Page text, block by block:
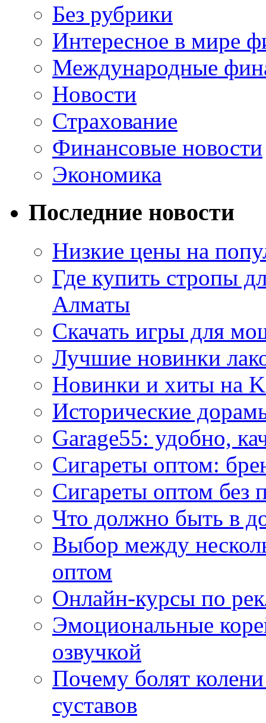
Без рубрики
Интересное в мире
Международные
Новости
Страхование
Финансовые новости
Экономика
Последние новости
Низкие цены на
Где купить стропы
Алматы
Скачать игры для
Лучшие новинки
Новинки и хиты на
Исторические
Garage55: удобно,
Сигареты оптом:
Сигареты оптом без
Что должно быть в
Выбор между
оптом
Онлайн-курсы по
Эмоциональные
озвучкой
Почему болят
суставов